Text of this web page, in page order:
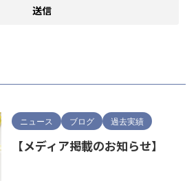
ニュース ブログ 過去実績
【メディア掲載のお知らせ】